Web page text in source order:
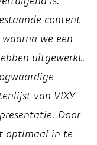
content
we een
uitgewerkt.
van VIXY
Door
optimaal in te